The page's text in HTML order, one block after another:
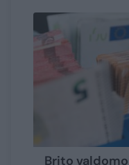
Brito